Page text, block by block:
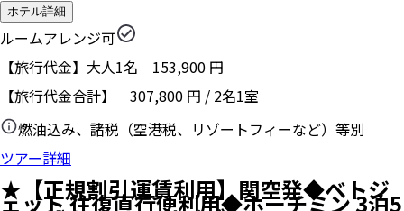
ホテル詳細
ルームアレンジ可
【旅行代金】大人1名 153,900 円
【旅行代金合計】 307,800 円 / 2名1室
燃油込み、諸税（空港税、リゾートフィーなど）等別
ツアー詳細
★【正規割引運賃利用】関空発◆ベトジ
ェット 往復直行便利用◆ホーチミン 3泊5